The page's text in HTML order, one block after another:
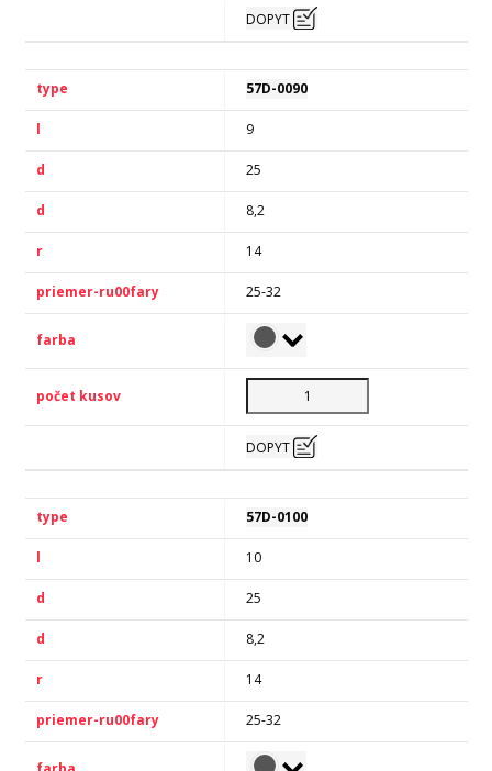
DOPYT
57D-0090
9
25
8,2
14
25-32
DOPYT
57D-0100
10
25
8,2
14
25-32